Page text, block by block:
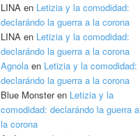
LINA en Letizia y la comodidad:
declarándo la guerra a la corona
LINA en Letizia y la comodidad:
declarándo la guerra a la corona
Agnola en Letizia y la comodidad:
declarándo la guerra a la corona
Blue Monsteren Letizia y la
comodidad: declarándo la guerra a
la corona